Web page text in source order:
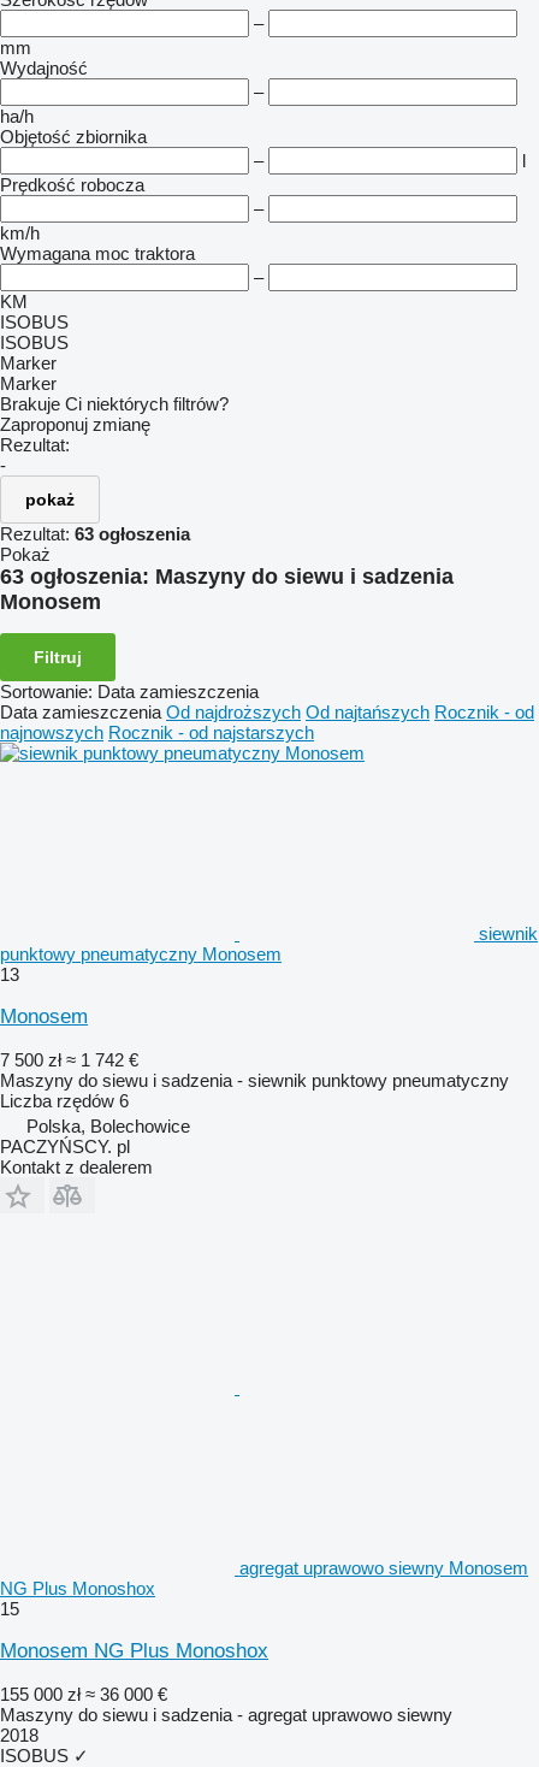
–
mm
Wydajność
–
ha/h
Objętość zbiornika
–
l
Prędkość robocza
–
km/h
Wymagana moc traktora
–
KM
ISOBUS
ISOBUS
Marker
Marker
Brakuje Ci niektórych filtrów?
Zaproponuj zmianę
Rezultat:
-
pokaż
Rezultat: 63 ogłoszenia
Pokaż
63 ogłoszenia: Maszyny do siewu i sadzenia
Monosem
Filtruj
Sortowanie: Data zamieszczenia
Data zamieszczenia Od najdroższych Od najtańszych Rocznik - od
najnowszych Rocznik - od najstarszych
siewnik
punktowy pneumatyczny Monosem
13
Monosem
7 500 zł ≈ 1 742 €
Maszyny do siewu i sadzenia - siewnik punktowy pneumatyczny
Liczba rzędów 6
Polska, Bolechowice
PACZYŃSCY. pl
Kontakt z dealerem
agregat uprawowo siewny Monosem
NG Plus Monoshox
15
Monosem NG Plus Monoshox
155 000 zł ≈ 36 000 €
Maszyny do siewu i sadzenia - agregat uprawowo siewny
2018
ISOBUS ✓